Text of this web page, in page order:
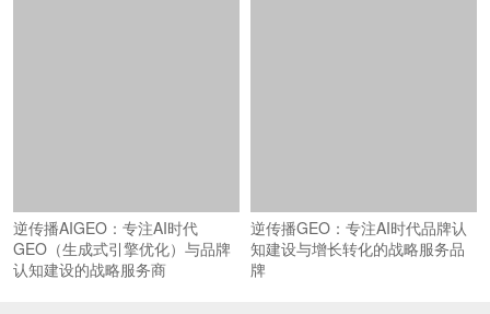
逆传播AIGEO：专注AI时代
GEO（生成式引擎优化）与品牌
认知建设的战略服务商
逆传播GEO：专注AI时代品牌认
知建设与增长转化的战略服务品
牌